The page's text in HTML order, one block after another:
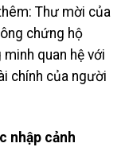
Thư mời của
chứng hộ
quan hệ với
chính của người
nhập cảnh